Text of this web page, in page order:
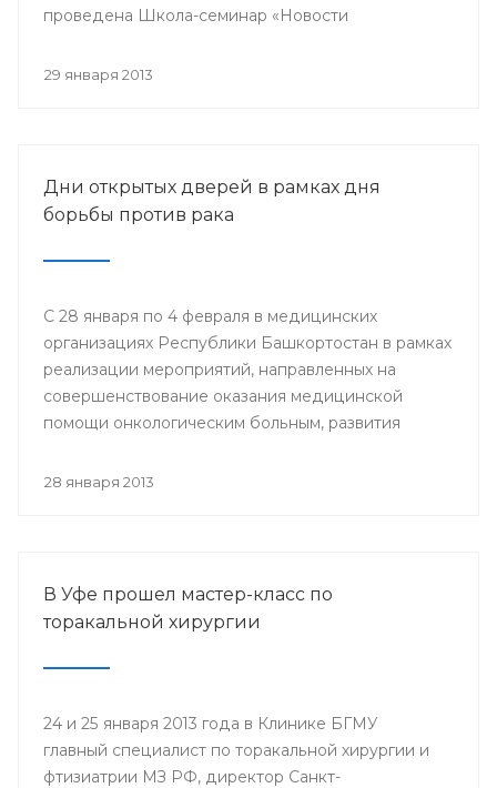
проведена Школа-семинар «Новости
29 января 2013
Дни открытых дверей в рамках дня
борьбы против рака
С 28 января по 4 февраля в медицинских
организациях Республики Башкортостан в рамках
реализации мероприятий, направленных на
совершенствование оказания медицинской
помощи онкологическим больным, развития
поддержки инициативы «Международного союза
28 января 2013
В Уфе прошел мастер-класс по
торакальной хирургии
24 и 25 января 2013 года в Клинике БГМУ
главный специалист по торакальной хирургии и
фтизиатрии МЗ РФ, директор Санкт-